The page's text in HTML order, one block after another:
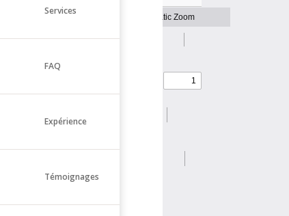
Services
FAQ
Expérience
Témoignages